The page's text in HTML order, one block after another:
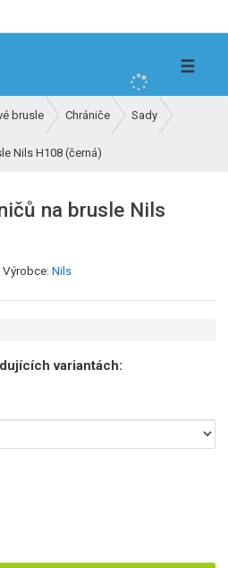
e
t
☰
brusle Chrániče Sady
Nils H108 (černá)
na brusle Nils
Výrobce:Nils
variantách: